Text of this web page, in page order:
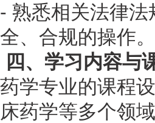
- 熟悉相关法律
全、合规的操作。
四、学习内容与
药学专业的课程
床药学等多个领